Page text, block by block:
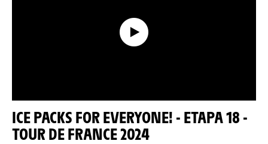
ICE PACKS FOR EVERYONE! - ETAPA 18 -
TOUR DE FRANCE 2024